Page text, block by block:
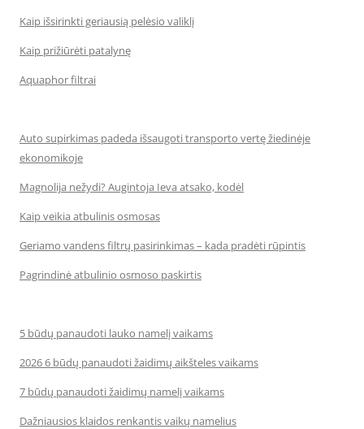
Kaip išsirinkti geriausią pelėsio valiklį
Kaip prižiūrėti patalynę
Aquaphor filtrai
Auto supirkimas padeda išsaugoti transporto vertę žiedinėje
ekonomikoje
Magnolija nežydi? Augintoja Ieva atsako, kodėl
Kaip veikia atbulinis osmosas
Geriamo vandens filtrų pasirinkimas – kada pradėti rūpintis
Pagrindinė atbulinio osmoso paskirtis
5 būdų panaudoti lauko namelį vaikams
2026 6 būdų panaudoti žaidimų aikšteles vaikams
7 būdų panaudoti žaidimų namelį vaikams
Dažniausios klaidos renkantis vaikų namelius